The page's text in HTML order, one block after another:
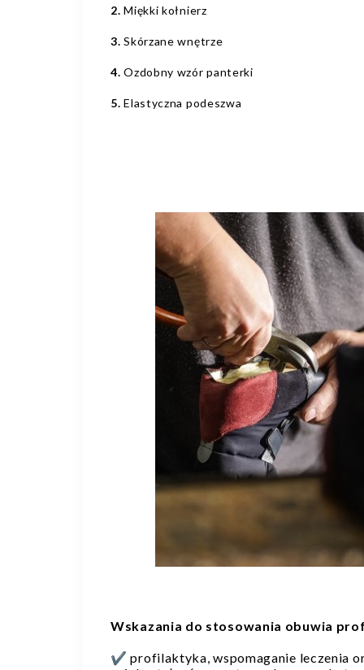
2.Miękki kołnierz
3.Skórzane wnętrze
4. Ozdobny wzór panterki
5. Elastyczna podeszwa
Wskazania do stosowania obuwia
✔️ profilaktyka, wspomaganie leczenia